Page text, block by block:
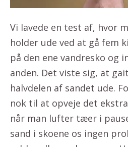
Vi lavede en test af, hvor
holder ude ved at gå fem
på den ene vandresko og
anden. Det viste sig, at
halvdelen af sandet ude.
nok til at opveje det
når man lufter tæer i
sand i skoene os ingen